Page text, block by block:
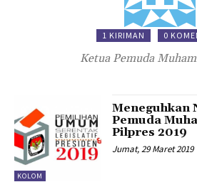
1 KIRIMAN 0
Ketua Pemuda
KOLOM
Meneguhkan
Pemuda
Pilpres 2019
Jumat, 29 Maret 2019